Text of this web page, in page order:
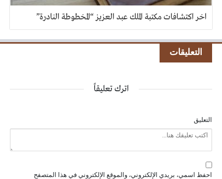
اخر اكتشافات مكتبة الملك عبد العزيز “المخطوطة النادرة”
التعليقات
اترك تعليقاً
التعليق
احفظ اسمي، بريدي الإلكتروني، والموقع الإلكتروني في هذا المتصفح